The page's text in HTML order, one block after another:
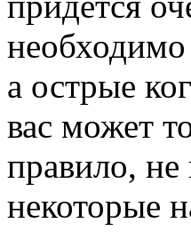
необходимо
а острые
вас может
правило, не
некоторые